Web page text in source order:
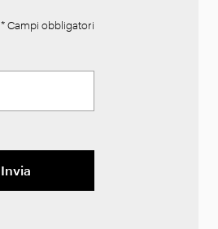
* Campi obbligatori
Invia